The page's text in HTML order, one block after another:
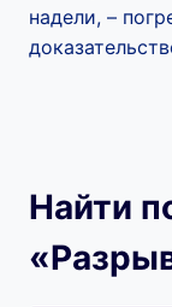
надели, –
Найти